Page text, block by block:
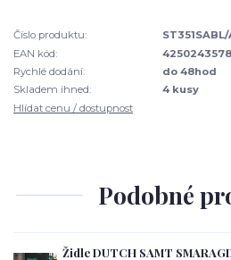
Číslo produktu:
ST351SABL/
EAN kód:
Rychlé dodání:
do 48hod
Skladem ihned:
4 kusy
Hlídat cenu / dostupnost
Podobné
Židle DUTCH SAMT